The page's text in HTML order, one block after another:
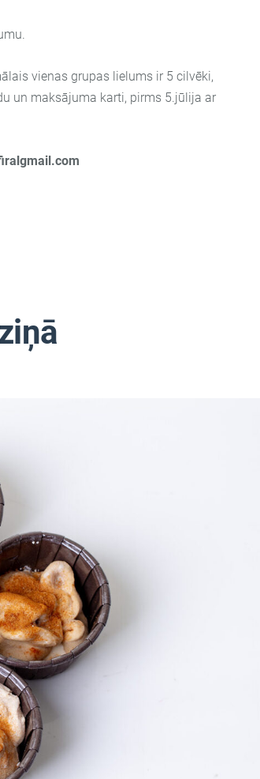
vienas grupas lielums ir 5 cilvēki,
un maksājuma karti, pirms 5.jūlija ar